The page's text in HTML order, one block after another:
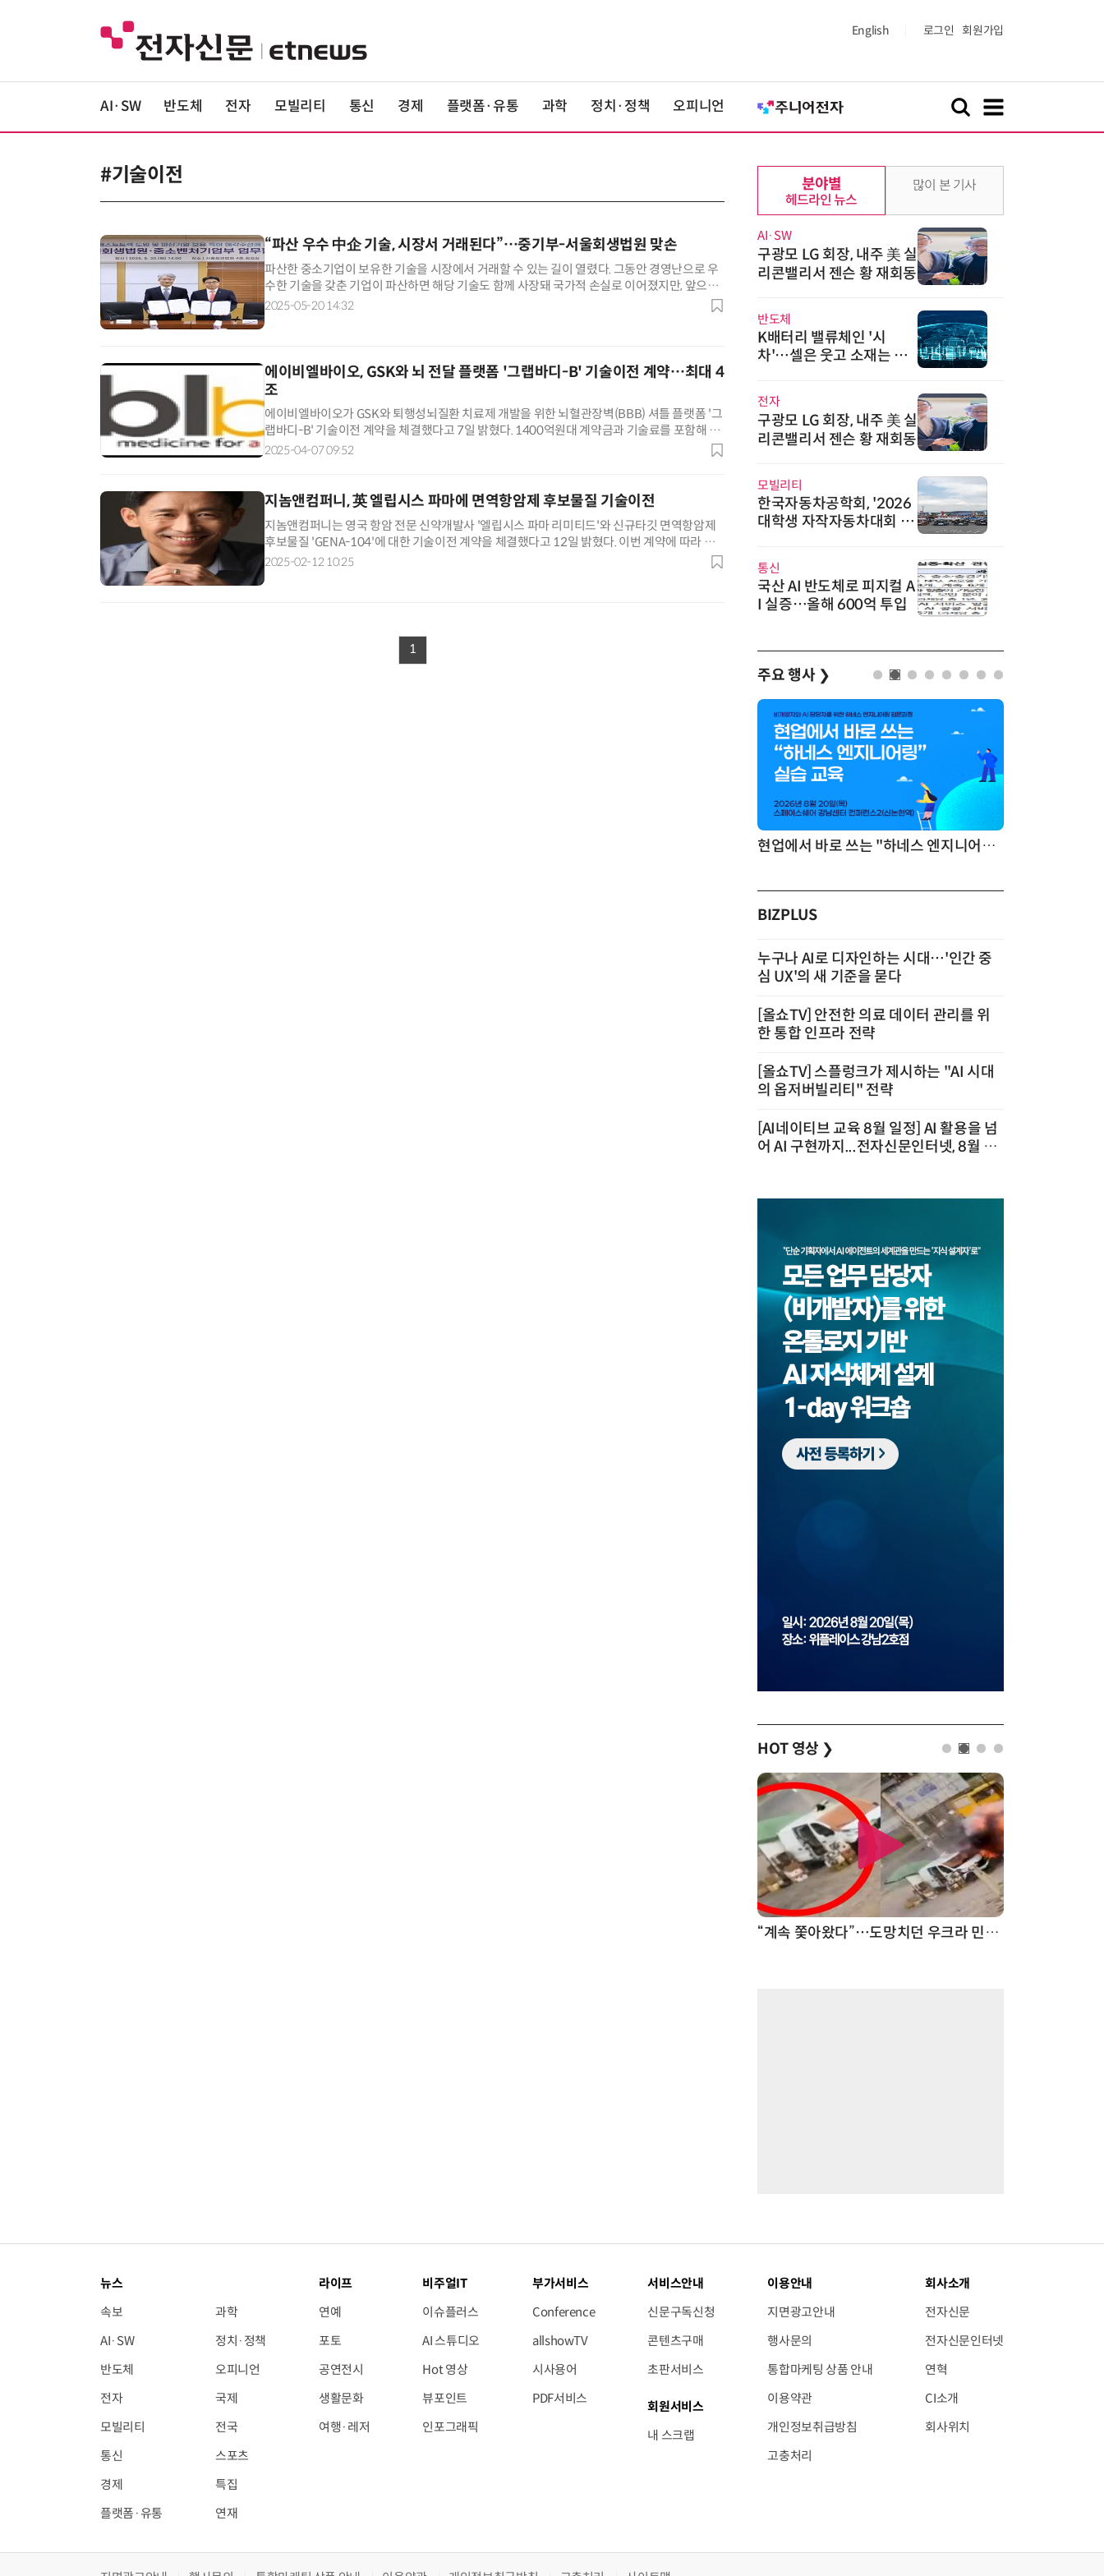
English 로그인 회원가입
AI·SW 반도체 전자 모빌리티 통신 경제 플랫폼·유통 과학 정치·정책 오피니언
#기술이전
“파산 우수 中企 기술, 시장서 거래된다”…중기부-서울회생법원 맞손
파산한 중소기업이 보유한 기술을 시장에서 거래할 수 있는 길이 열렸다. 그동안 경영난으로 우
수한 기술을 갖춘 기업이 파산하면 해당 기술도 함께 사장돼 국가적 손실로 이어졌지만, 앞으로
는 기술거래 플랫폼을 통해 이를 다른 기업에 이전할 수 있는 제도적 기반이 마련된다 중
2025-05-20 14:32
에이비엘바이오, GSK와 뇌 전달 플랫폼 '그랩바디-B' 기술이전 계약…최대 4
조
에이비엘바이오가 GSK와 퇴행성뇌질환 치료제 개발을 위한 뇌혈관장벽(BBB) 셔틀 플랫폼 '그
랩바디-B' 기술이전 계약을 체결했다고 7일 밝혔다. 1400억원대 계약금과 기술료를 포함해 최
대 4조원대 계약이다. 두 회사는 짧은 간섭 리보핵산(siRNA), 안티센스 올리
2025-04-07 09:52
지놈앤컴퍼니, 英 엘립시스 파마에 면역항암제 후보물질 기술이전
지놈앤컴퍼니는 영국 항암 전문 신약개발사 '엘립시스 파마 리미티드'와 신규타깃 면역항암제
후보물질 'GENA-104'에 대한 기술이전 계약을 체결했다고 12일 밝혔다. 이번 계약에 따라 엘
립시스 파마는 현재 예정 중인 임상1상 시험을 포함한 모든 임상 개발을 전담하게
2025-02-12 10:25
1
분야별
헤드라인 뉴스
AI·SW
구광모 LG 회장, 내주 美 실
리콘밸리서 젠슨 황 재회동
반도체
K배터리 밸류체인 '시
차'…셀은 웃고 소재는 아
전자
구광모 LG 회장, 내주 美 실
리콘밸리서 젠슨 황 재회동
모빌리티
한국자동차공학회, '2026
대학생 자작자동차대회 포
통신
국산 AI 반도체로 피지컬 A
I 실증…올해 600억 투입
많이 본 기사
주요 행사 ❯
현업에서 바로 쓰는 "하네스 엔지니어링" 실습 교육
BIZPLUS
누구나 AI로 디자인하는 시대…'인간 중
심 UX'의 새 기준을 묻다
[올쇼TV] 안전한 의료 데이터 관리를 위
한 통합 인프라 전략
[올쇼TV] 스플렁크가 제시하는 "AI 시대
의 옵저버빌리티" 전략
[AI네이티브 교육 8월 일정] AI 활용을 넘
어 AI 구현까지...전자신문인터넷, 8월 실
HOT 영상 ❯
“계속 쫓아왔다”…도망치던 우크라 민간인 공격한 러 자폭 드론
뉴스
속보
AI·SW
반도체
전자
모빌리티
통신
경제
플랫폼·유통
과학
정치·정책
오피니언
국제
전국
스포츠
특집
연재
라이프
연예
포토
공연전시
생활문화
여행·레저
비주얼IT
이슈플러스
AI 스튜디오
Hot 영상
뷰포인트
인포그래픽
부가서비스
Conference
allshowTV
시사용어
PDF서비스
서비스안내
신문구독신청
콘텐츠구매
초판서비스
회원서비스
내 스크랩
이용안내
지면광고안내
행사문의
통합마케팅 상품 안내
이용약관
개인정보취급방침
고충처리
회사소개
전자신문
전자신문인터넷
연혁
CI소개
회사위치